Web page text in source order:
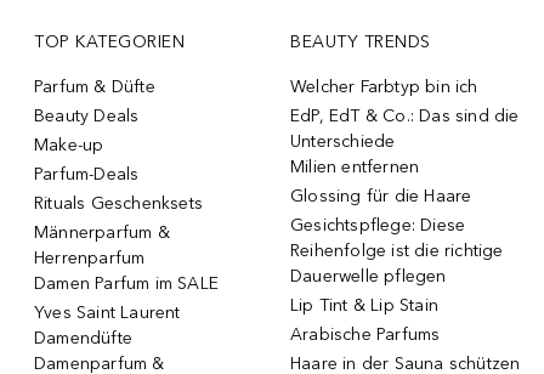
TOP KATEGORIEN
Parfum & Düfte
Beauty Deals
Make-up
Parfum-Deals
Rituals Geschenksets
Männerparfum &
Herrenparfum
Damen Parfum im SALE
Yves Saint Laurent
Damendüfte
Damenparfum &
BEAUTY TRENDS
Welcher Farbtyp bin ich
EdP, EdT & Co.: Das sind die
Unterschiede
Milien entfernen
Glossing für die Haare
Gesichtspflege: Diese
Reihenfolge ist die richtige
Dauerwelle pflegen
Lip Tint & Lip Stain
Arabische Parfums
Haare in der Sauna schützen